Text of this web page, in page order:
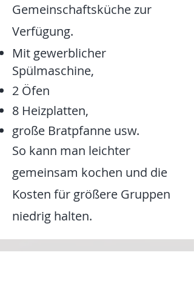
Gemeinschaftsküche zur
Verfügung.
Mit gewerblicher
Spülmaschine,
2 Öfen
8 Heizplatten,
große Bratpfanne usw.
So kann man leichter
gemeinsam kochen und die
Kosten für größere Gruppen
niedrig halten.